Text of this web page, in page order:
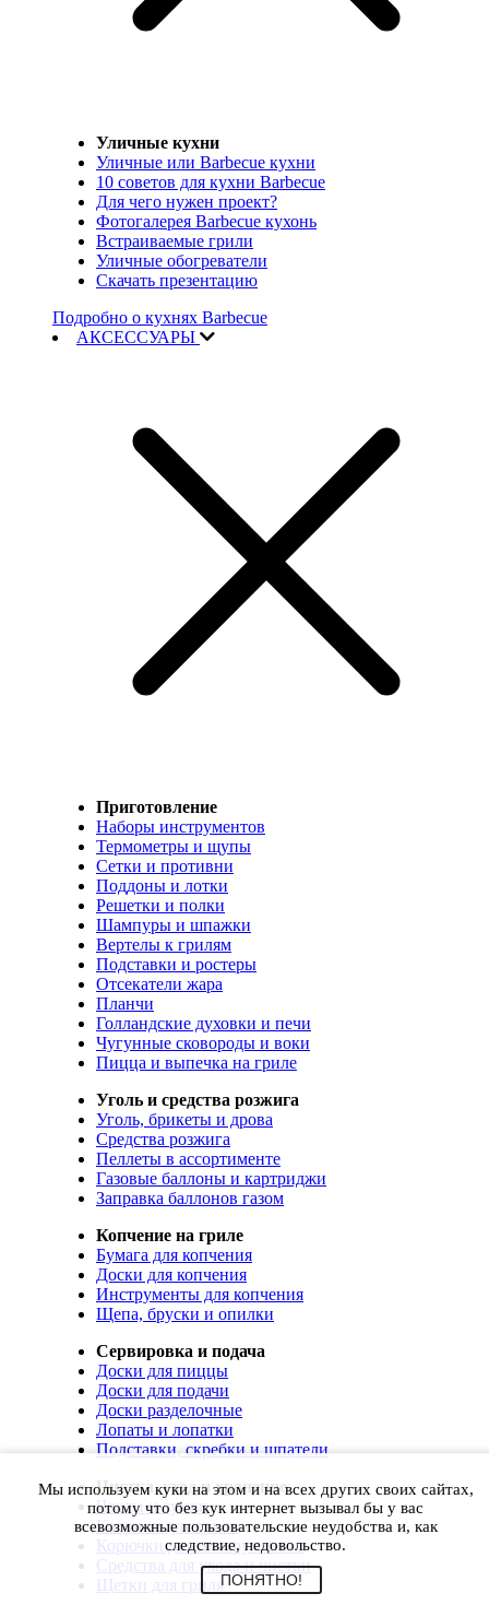
Уличные кухни
Уличные или Barbecue кухни
10 советов для кухни Barbecue
Для чего нужен проект?
Фотогалерея Barbecue кухонь
Встраиваемые грили
Уличные обогреватели
Скачать презентацию
Подробно о кухнях Barbecue
АКСЕССУАРЫ
Приготовление
Наборы инструментов
Термометры и щупы
Сетки и противни
Поддоны и лотки
Решетки и полки
Шампуры и шпажки
Вертелы к грилям
Подставки и ростеры
Отсекатели жара
Планчи
Голландские духовки и печи
Чугунные сковороды и воки
Пицца и выпечка на гриле
Уголь и средства розжига
Уголь, брикеты и дрова
Средства розжига
Пеллеты в ассортименте
Газовые баллоны и картриджи
Заправка баллонов газом
Копчение на гриле
Бумага для копчения
Доски для копчения
Инструменты для копчения
Щепа, бруски и опилки
Сервировка и подача
Доски для пиццы
Доски для подачи
Доски разделочные
Лопаты и лопатки
Подставки, скребки и шпатели
Чистка, уход и хранение
Чехлы и сумки
Коврики для гриля
Корючки для инструментов
Средства для ухода и чистки
Щетки для гриля
Мы используем куки на этом и на всех других своих сайтах,
потому что без кук интернет вызывал бы у вас
всевозможные пользовательские неудобства и, как
следствие, недовольство.
ПОНЯТНО!